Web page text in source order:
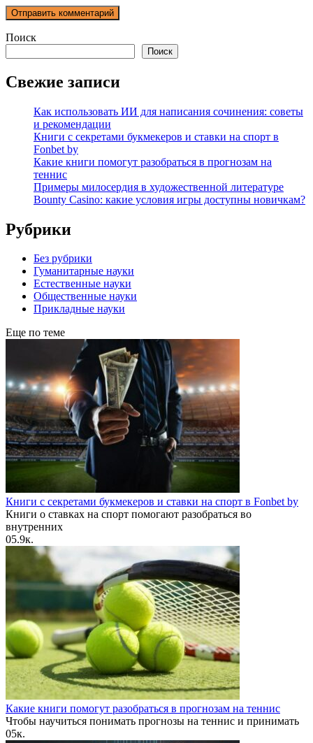
Поиск
Поиск
Свежие записи
Как использовать ИИ для написания сочинения: советы
и рекомендации
Книги с секретами букмекеров и ставки на спорт в
Fonbet by
Какие книги помогут разобраться в прогнозам на
теннис
Примеры милосердия в художественной литературе
Bounty Casino: какие условия игры доступны новичкам?
Рубрики
Без рубрики
Гуманитарные науки
Естественные науки
Общественные науки
Прикладные науки
Еще по теме
Книги с секретами букмекеров и ставки на спорт в Fonbet by
Книги о ставках на спорт помогают разобраться во
внутренних
05.9к.
Какие книги помогут разобраться в прогнозам на теннис
Чтобы научиться понимать прогнозы на теннис и принимать
05к.